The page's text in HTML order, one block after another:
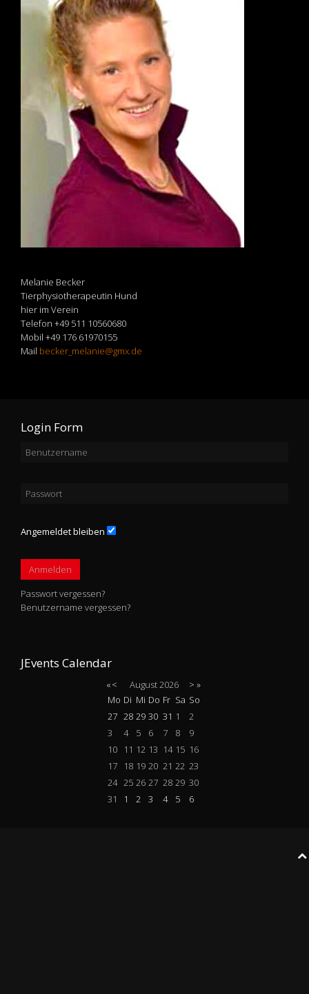
Melanie Becker
Tierphysiotherapeutin Hund
hier im Verein
Telefon +49 511 10560680
Mobil +49 176 61970155
Mail becker_melanie@gmx.de
Login Form
Angemeldet bleiben
Anmelden
Passwort vergessen?
Benutzername vergessen?
JEvents Calendar
«< August2026 > »
Mo Di Mi Do Fr Sa So
27 28 29 30 31 1
2
3
4 5 6 7 8
9
10
11 12 13 14 15 16
17
18 19 20 21 22 23
24 25 26 27 28 29 30
31
1 2 3 4 5 6